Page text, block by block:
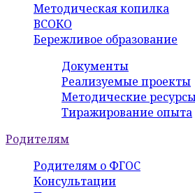
Методическая копилка
ВСОКО
Бережливое образование
Документы
Реализуемые проекты
Методические
Тиражирование опыта
Родителям
Родителям о ФГОС
Консультации